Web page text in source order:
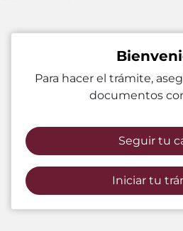
Para hacer el trámite,
documentos
Seguir tu
Iniciar tu